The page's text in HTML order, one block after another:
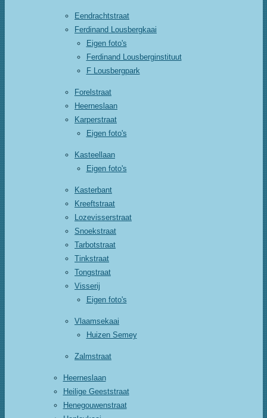
Eendrachtstraat
Ferdinand Lousbergkaai
Eigen foto's
Ferdinand Lousberginstituut
F Lousbergpark
Forelstraat
Heerneslaan
Karperstraat
Eigen foto's
Kasteellaan
Eigen foto's
Kasterbant
Kreeftstraat
Lozevisserstraat
Snoekstraat
Tarbotstraat
Tinkstraat
Tongstraat
Visserij
Eigen foto's
Vlaamsekaai
Huizen Semey
Zalmstraat
Heerneslaan
Heilige Geeststraat
Henegouwenstraat